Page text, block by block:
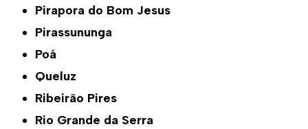
Pirapora do Bom Jesus
Pirassununga
Poá
Queluz
Ribeirão Pires
Rio Grande da Serra